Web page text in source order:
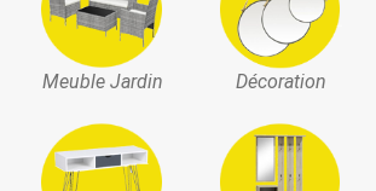
Meuble Jardin Décoration